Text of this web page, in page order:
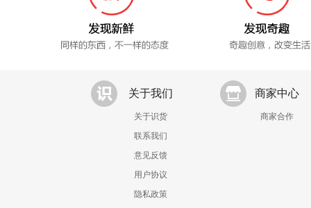
关于我们
关于识货
联系我们
意见反馈
用户协议
隐私政策
商家中心
商家合作